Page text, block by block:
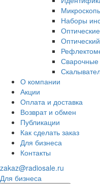
Наборы
О компании
Акции
Оплата и доставка
Возврат и обмен
Публикации
Как сделать заказ
Для бизнеса
Контакты
zakaz@radiosale.ru
Для бизнеса